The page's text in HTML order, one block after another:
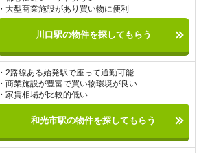
・大型商業施設があり買い物に便利
川口駅の物件を探してもらう
・2路線ある始発駅で座って通勤可能
・商業施設が豊富で買い物環境が良い
・家賃相場が比較的低い
和光市駅の物件を探してもらう